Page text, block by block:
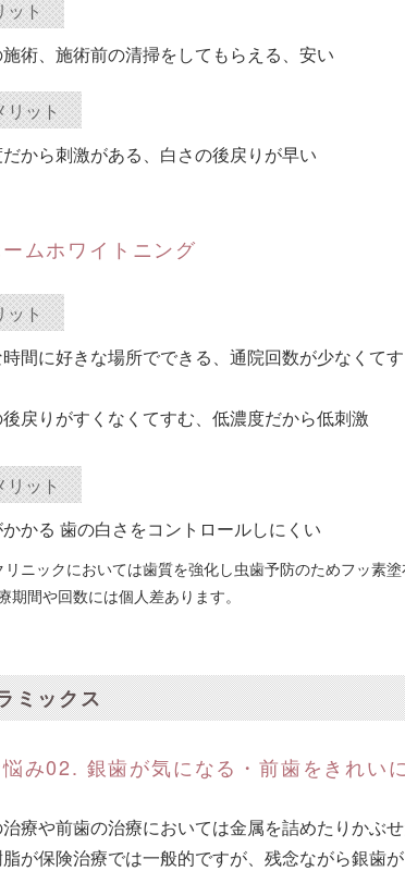
ット
術、施術前の清掃をしてもらえる、安い
リット
から刺激がある、白さの後戻りが早い
ムホワイトニング
ット
間に好きな場所でできる、通院回数が少なくてす
戻りがすくなくてすむ、低濃度だから低刺激
リット
かる 歯の白さをコントロールしにくい
ニックにおいては歯質を強化し虫歯予防のためフッ素塗
期間や回数には個人差あります。
ミックス
悩み02. 銀歯が気になる・前歯をきれい
療や前歯の治療においては金属を詰めたりかぶ
脂が保険治療では一般的ですが、残念ながら銀歯